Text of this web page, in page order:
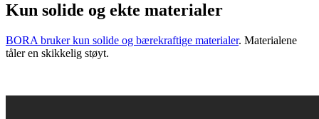
Kun solide og ekte materialer
BORA bruker kun solide og bærekraftige materialer. Materialene
tåler en skikkelig støyt.